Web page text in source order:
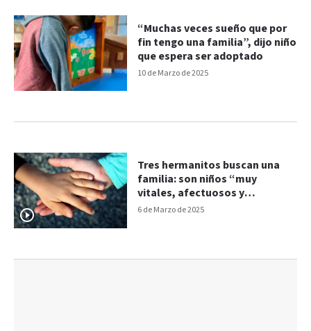
10 de Marzo de 2025
“Muchas veces sueño que por
fin tengo una familia”, dijo niño
que espera ser adoptado
6 de Marzo de 2025
Tres hermanitos buscan una
familia: son niños “muy
vitales, afectuosos y
sociables”